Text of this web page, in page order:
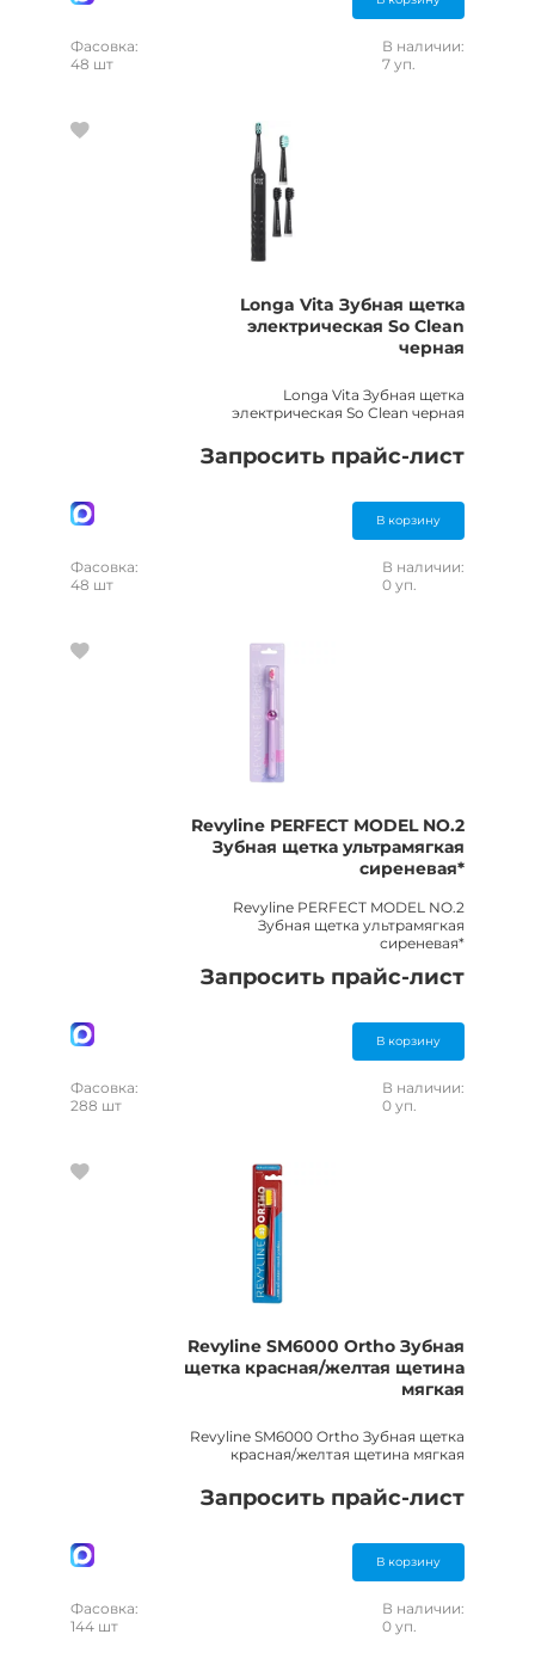
Фасовка:
48 шт
В наличии:
7 уп.
Longa Vita Зубная щетка
электрическая So Clean
черная
Longa Vita Зубная щетка
электрическая So Clean черная
Запросить прайс-лист
В корзину
Фасовка:
48 шт
В наличии:
0 уп.
Revyline PERFECT MODEL NO.2
Зубная щетка ультрамягкая
сиреневая*
Revyline PERFECT MODEL NO.2
Зубная щетка ультрамягкая
сиреневая*
Запросить прайс-лист
В корзину
Фасовка:
288 шт
В наличии:
0 уп.
Revyline SM6000 Ortho Зубная
щетка красная/желтая щетина
мягкая
Revyline SM6000 Ortho Зубная щетка
красная/желтая щетина мягкая
Запросить прайс-лист
В корзину
Фасовка:
144 шт
В наличии:
0 уп.